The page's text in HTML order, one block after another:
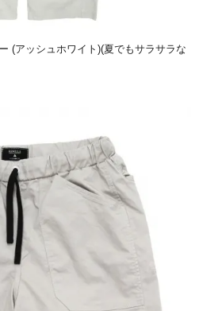
(アッシュホワイト)(夏でもサラサラな